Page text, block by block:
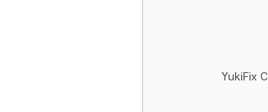
YukiFix